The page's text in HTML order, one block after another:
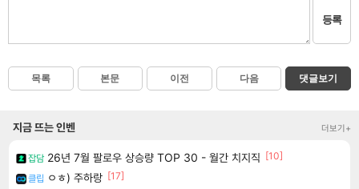
등록
목록 본문 이전 다음 댓글보기
지금 뜨는 인벤 더보기+
잡담 26년 7월 팔로우 상승량 TOP 30 - 월간 치지직 [10]
클립 ㅇㅎ) 주하랑 [17]